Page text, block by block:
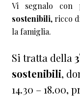
Vi segnalo con
sostenibili, ricco
la famiglia.
Si tratta della
sostenibili,
14.30 – 18.00,